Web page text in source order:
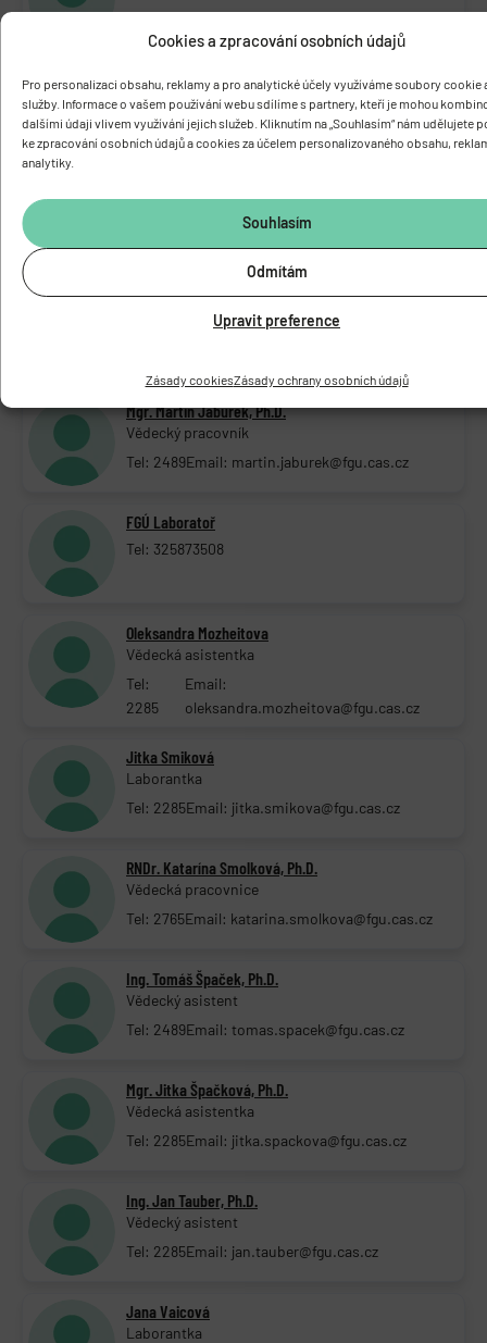
Cookies a zpracování osobních údajů
Pro personalizaci obsahu, reklamy a pro analytické účely využíváme soubory cookie
služby. Informace o vašem používání webu sdílíme s partnery, kteří je mohou
dalšími údaji vlivem využívání jejich služeb. Kliknutím na „Souhlasím“ nám udělujete
ke zpracování osobních údajů a cookies za účelem personalizovaného obsahu,
analytiky.
Souhlasím
Odmítám
Upravit preference
Zásady cookiesZásady ochrany osobních údajů
Tel: 2489Email: kamila.baslarova@fgu.cas.cz
M.Sc. Bazila Bazila
Doktorandka
Tel: 2789Email: bazila.bazila@fgu.cas.cz
Mgr. Hana Engstová, Ph.D.
Vědecká pracovnice
Mgr. Martin Jabůrek, Ph.D.
Vědecký pracovník
Tel: 2489Email: martin.jaburek@fgu.cas.cz
FGÚ Laboratoř
Tel: 325873508
Oleksandra Mozheitova
Vědecká asistentka
Tel:
2285
Email:
oleksandra.mozheitova@fgu.cas.cz
Jitka Smiková
Laborantka
Tel: 2285Email: jitka.smikova@fgu.cas.cz
RNDr. Katarína Smolková, Ph.D.
Vědecká pracovnice
Tel: 2765Email: katarina.smolkova@fgu.cas.cz
Ing. Tomáš Špaček, Ph.D.
Vědecký asistent
Tel: 2489Email: tomas.spacek@fgu.cas.cz
Mgr. Jitka Špačková, Ph.D.
Vědecká asistentka
Tel: 2285Email: jitka.spackova@fgu.cas.cz
Ing. Jan Tauber, Ph.D.
Vědecký asistent
Tel: 2285Email: jan.tauber@fgu.cas.cz
Jana Vaicová
Laborantka